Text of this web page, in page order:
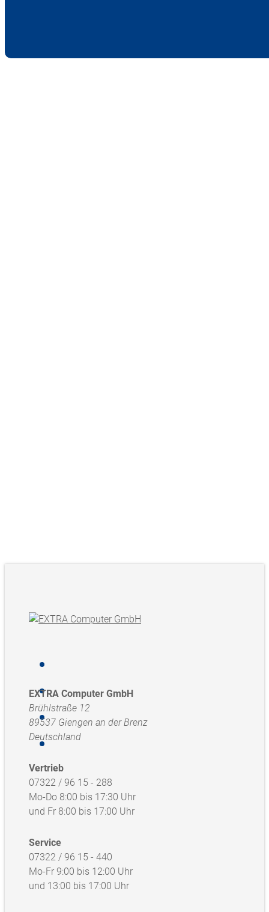
EXTRA Computer GmbH
Brühlstraße 12
89537 Giengen an der Brenz
Deutschland
Vertrieb
07322 / 96 15 - 288
Mo-Do 8:00 bis 17:30 Uhr
und Fr 8:00 bis 17:00 Uhr
Service
07322 / 96 15 - 440
Mo-Fr 9:00 bis 12:00 Uhr
und 13:00 bis 17:00 Uhr